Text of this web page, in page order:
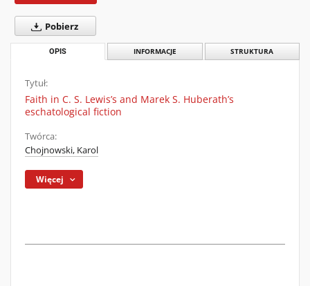
Pobierz
OPIS INFORMACJE STRUKTURA
Tytuł:
Faith in C. S. Lewis’s and Marek S. Huberath’s
eschatological fiction
Twórca:
Chojnowski, Karol
Więcej